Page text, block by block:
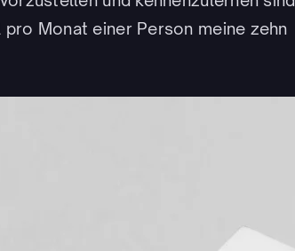
Monat einer Person meine zehn